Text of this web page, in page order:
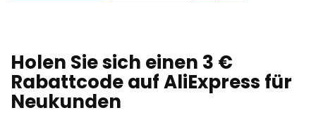
Holen Sie sich einen 3 €
Rabattcode auf AliExpress für
Neukunden